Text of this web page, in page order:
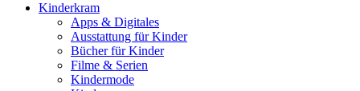
Kinderkram
Apps & Digitales
Ausstattung für Kinder
Bücher für Kinder
Filme & Serien
Kindermode